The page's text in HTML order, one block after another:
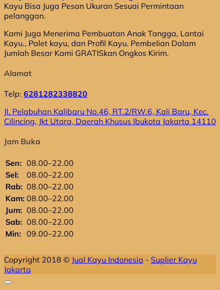
Kayu Bisa Juga Pesan Ukuran Sesuai Permintaan
pelanggan.
Kami Juga Menerima Pembuatan Anak Tangga, Lantai
Kayu., Palet kayu, dan Profil Kayu. Pembelian Dalam
Jumlah Besar Kami GRATISkan Ongkos Kirim.
Alamat
Telp: 6281282338820
Jl. Pelabuhan Kalibaru No.46, RT.2/RW.6, Kali Baru, Kec.
Cilincing, Jkt Utara, Daerah Khusus Ibukota Jakarta 14110
Jam Buka
Sen: 08.00–22.00
Sel:
08.00–22.00
Rab: 08.00–22.00
Kam: 08.00–22.00
Jum: 08.00–22.00
Sab: 08.00–22.00
Min: 09.00–22.00
Copyright 2018 © Jual Kayu Indonesia - Suplier Kayu
Jakarta